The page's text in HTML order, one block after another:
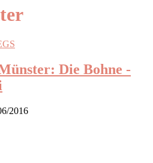
Die Bohne -
2016